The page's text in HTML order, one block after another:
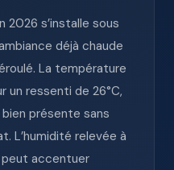
2026 s’installe sous
déjà chaude
La température
un ressenti de 26°C,
présente sans
L’humidité relevée à
accentuer